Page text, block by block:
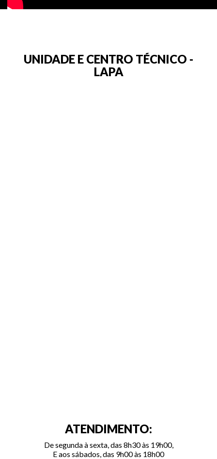
UNIDADE E CENTRO TÉCNICO -
LAPA
ATENDIMENTO:
De segunda à sexta, das 8h30 às 19h00,
E aos sábados, das 9h00 às 18h00